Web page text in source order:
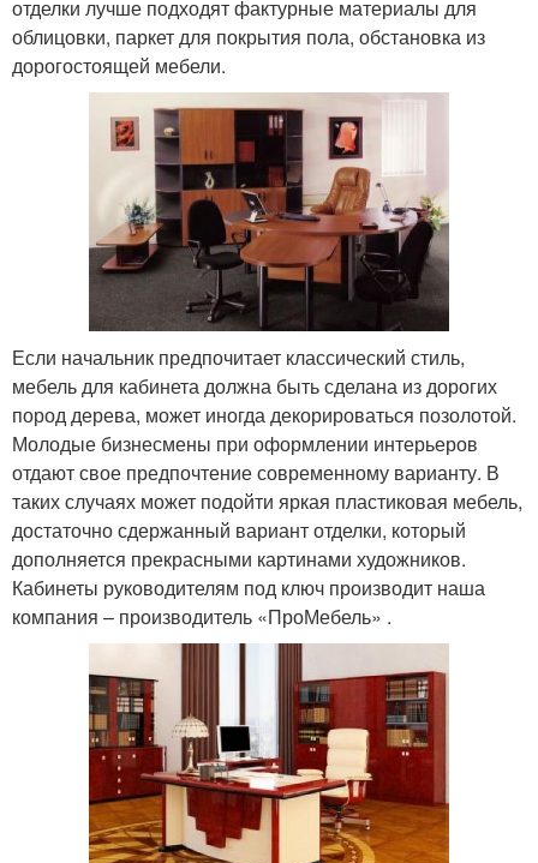
отделки лучше подходят фактурные материалы для
облицовки, паркет для покрытия пола, обстановка из
дорогостоящей мебели.
Если начальник предпочитает классический стиль,
мебель для кабинета должна быть сделана из дорогих
пород дерева, может иногда декорироваться позолотой.
Молодые бизнесмены при оформлении интерьеров
отдают свое предпочтение современному варианту. В
таких случаях может подойти яркая пластиковая мебель,
достаточно сдержанный вариант отделки, который
дополняется прекрасными картинами художников.
Кабинеты руководителям под ключ производит наша
компания – производитель «ПроМебель» .